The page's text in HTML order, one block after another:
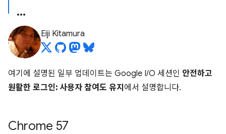
Eiji Kitamura
여기에 설명된 일부 업데이트는 Google I/O 세션인 안전하고
원활한 로그인: 사용자 참여도 유지 에서 설명합니다.
Chrome 57